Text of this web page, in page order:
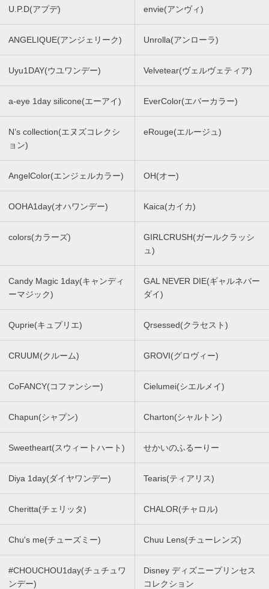
U.P.D(アプデ) envie(アンヴィ)
ANGELIQUE(アンジェリーク) Unrolla(アンローラ)
Uyu1DAY(ウユワンデー) Velvetear(ヴェルヴェティア)
a-eye 1day silicone(エーアイ) EverColor(エバーカラー)
N’s collection(エヌズコレクシ
ョン)
eRouge(エルージュ)
AngelColor(エンジェルカラー) OH(オー)
OOHA1day(オハワンデー) Kaica(カイカ)
colors(カラーズ)
GIRLCRUSH(ガールクラッシ
ュ)
Candy Magic 1day(キャンディ
ーマジック)
GAL NEVER DIE(ギャルネバー
ダイ)
Quprie(キュプリエ) Qrsessed(クラセスト)
CRUUM(クルーム) GROVI(グロヴィー)
CoFANCY(コファンシー) Cielumei(シエルメイ)
Chapun(シャプン) Charton(シャルトン)
Sweetheart(スウィートハート) せかいのふるーりー
Diya 1day(ダイヤワンデー) Tearis(ティアリス)
Cheritta(チェリッタ) CHALOR(チャロル)
Chu's me(チューズミー) Chuu Lens(チューレンズ)
#CHOUCHOU1day(チュチュワ
ンデー)
Disney ディズニープリンセス
コレクション